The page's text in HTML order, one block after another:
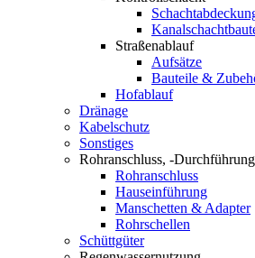
Straßenablauf
Aufsätze
Bauteile &
Hofablauf
Dränage
Kabelschutz
Sonstiges
Rohranschluss, -
Rohranschluss
Hauseinführung
Manschetten & Adapter
Rohrschellen
Schüttgüter